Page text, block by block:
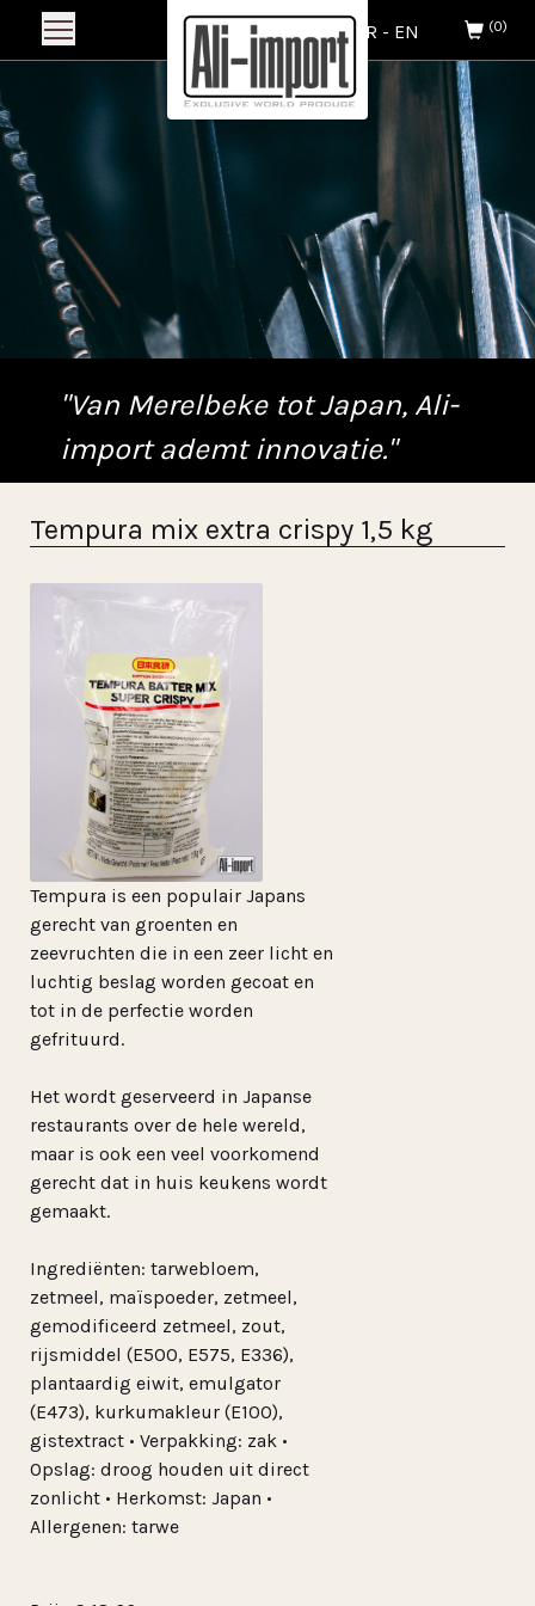
(0)
NL- FR - EN
"Van Merelbeke tot Japan, Ali-
import ademt innovatie."
Tempura mix extra crispy 1,5 kg
Tempura is een populair Japans
gerecht van groenten en
zeevruchten die in een zeer licht en
luchtig beslag worden gecoat en
tot in de perfectie worden
gefrituurd.
Het wordt geserveerd in Japanse
restaurants over de hele wereld,
maar is ook een veel voorkomend
gerecht dat in huis keukens wordt
gemaakt.
Ingrediënten: tarwebloem,
zetmeel, maïspoeder, zetmeel,
gemodificeerd zetmeel, zout,
rijsmiddel (E500, E575, E336),
plantaardig eiwit, emulgator
(E473), kurkumakleur (E100),
gistextract • Verpakking: zak •
Opslag: droog houden uit direct
zonlicht • Herkomst: Japan •
Allergenen: tarwe